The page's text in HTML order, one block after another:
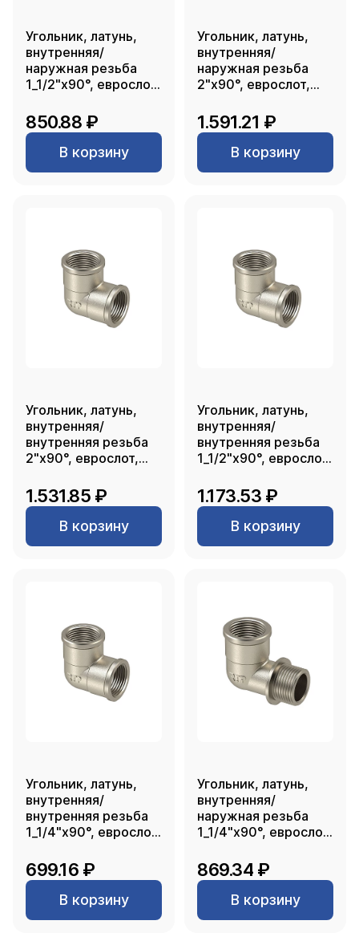
Угольник, латунь,
внутренняя/
наружная резьба
1_1/2"х90°, еврослот,
850.88 ₽
В корзину
Угольник, латунь,
внутренняя/
наружная резьба
2"х90°, еврослот,
1.591.21 ₽
В корзину
Угольник, латунь,
внутренняя/
внутренняя резьба
2"х90°, еврослот,
1.531.85 ₽
В корзину
Угольник, латунь,
внутренняя/
внутренняя резьба
1_1/2"х90°, еврослот,
1.173.53 ₽
В корзину
Угольник, латунь,
внутренняя/
внутренняя резьба
1_1/4"х90°, еврослот,
699.16 ₽
В корзину
Угольник, латунь,
внутренняя/
наружная резьба
1_1/4"х90°, еврослот,
869.34 ₽
В корзину